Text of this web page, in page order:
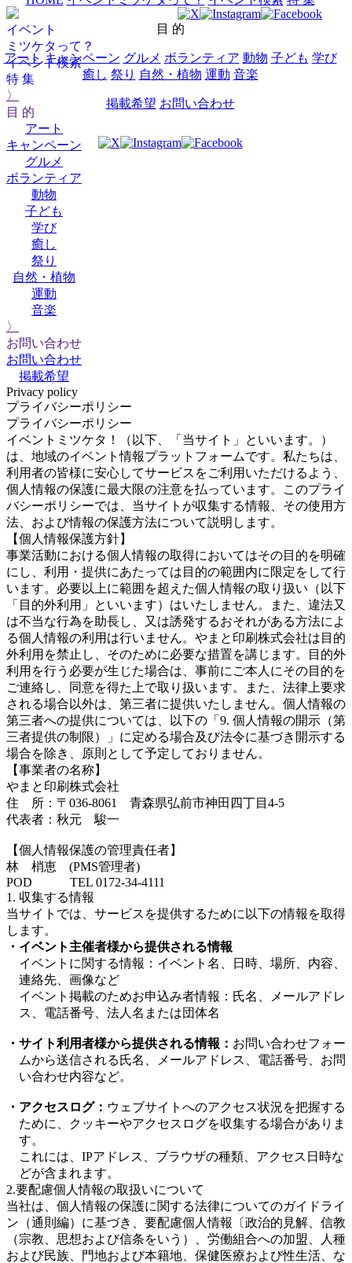
イベント
ミツケタって？
イベント検索
特 集
〉
目 的
アート
キャンペーン
グルメ
ボランティア
動物
子ども
学び
癒し
祭り
自然・植物
運動
音楽
〉
お問い合わせ
お問い合わせ
掲載希望
目 的
アート キャンペーン グルメ ボランティア 動物 子ども 学び
癒し 祭り 自然・植物 運動 音楽
掲載希望 お問い合わせ
Privacy policy
プライバシーポリシー
プライバシーポリシー
イベントミツケタ！（以下、「当サイト」といいます。）
は、地域のイベント情報プラットフォームです。私たちは、
利用者の皆様に安心してサービスをご利用いただけるよう、
個人情報の保護に最大限の注意を払っています。このプライ
バシーポリシーでは、当サイトが収集する情報、その使用方
法、および情報の保護方法について説明します。
【個人情報保護方針】
事業活動における個人情報の取得においてはその目的を明確
にし、利用・提供にあたっては目的の範囲内に限定をして行
います。必要以上に範囲を超えた個人情報の取り扱い（以下
「目的外利用」といいます）はいたしません。また、違法又
は不当な行為を助長し、又は誘発するおそれがある方法によ
る個人情報の利用は行いません。やまと印刷株式会社は目的
外利用を禁止し、そのために必要な措置を講じます。目的外
利用を行う必要が生じた場合は、事前にご本人にその目的を
ご連絡し、同意を得た上で取り扱います。また、法律上要求
される場合以外は、第三者に提供いたしません。個人情報の
第三者への提供については、以下の「9. 個人情報の開示（第
三者提供の制限）」に定める場合及び法令に基づき開示する
場合を除き、原則として予定しておりません。
【事業者の名称】
やまと印刷株式会社
住 所：〒036-8061 青森県弘前市神田四丁目4-5
代表者：秋元 駿一
【個人情報保護の管理責任者】
林 梢恵 (PMS管理者)
POD TEL 0172-34-4111
1. 収集する情報
当サイトでは、サービスを提供するために以下の情報を取得
します。
・ イベント主催者様から提供される情報
イベントに関する情報：イベント名、日時、場所、内容、
連絡先、画像など
イベント掲載のためお申込み者情報：氏名、メールアドレ
ス、電話番号、法人名または団体名
・ サイト利用者様から提供される情報： お問い合わせフォー
ムから送信される氏名、メールアドレス、電話番号、お問
い合わせ内容など。
・ アクセスログ： ウェブサイトへのアクセス状況を把握する
ために、クッキーやアクセスログを収集する場合がありま
す。
これには、IPアドレス、ブラウザの種類、アクセス日時な
どが含まれます。
2.要配慮個人情報の取扱いについて
当社は、個人情報の保護に関する法律についてのガイドライ
ン（通則編）に基づき、要配慮個人情報〔政治的見解、信教
（宗教、思想および信条をいう）、労働組合への加盟、人種
および民族、門地および本籍地、保健医療および性生活、な